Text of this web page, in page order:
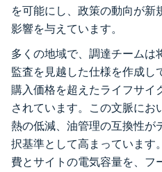
を可能にし、政策の動向が新
影響を与えています。
多くの地域で、調達チームは
監査を見越した仕様を作成し
購入価格を超えたライフサイ
されています。この文脈にお
熱の低減、油管理の互換性が
択基準として高まっています
費とサイトの電気容量を、フ